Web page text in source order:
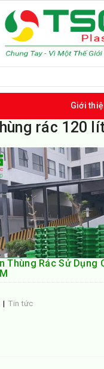
Giới
rác 120
Thùng Rác Sử Dụng
|Tin tức